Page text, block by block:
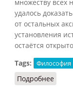
множеству всех
удалось
от остальных
установления
остаётся
Tags:
Философия
Подробнее